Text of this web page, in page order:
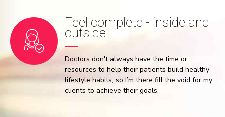
Feel complete - inside and
outside
Doctors don't always have the time or
resources to help their patients build healthy
lifestyle habits, so I’m there fill the void for my
clients to achieve their goals.